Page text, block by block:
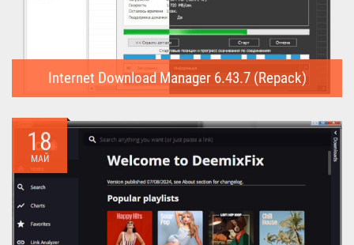
Internet Download Manager 6.43.7 (Repack)
предназначена для...
18
МАЙ